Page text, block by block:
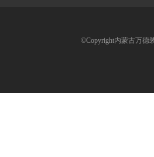
©Copyright内蒙古万德